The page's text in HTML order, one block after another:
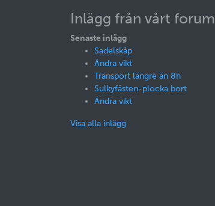
Inlägg från vårt forum
Senaste inlägg
Sadelskåp
Ändra vikt
Transport längre än 8h
Sulkyfästen-plocka bort
Ändra vikt
Visa alla inlägg